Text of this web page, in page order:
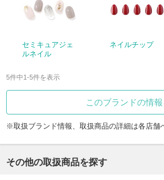
セミキュアジェ
ルネイル
ネイルチップ
5件中1-5件を表示
このブランドの情
※取扱ブランド情報、取扱商品の詳細は各店舗
その他の取扱商品を探す